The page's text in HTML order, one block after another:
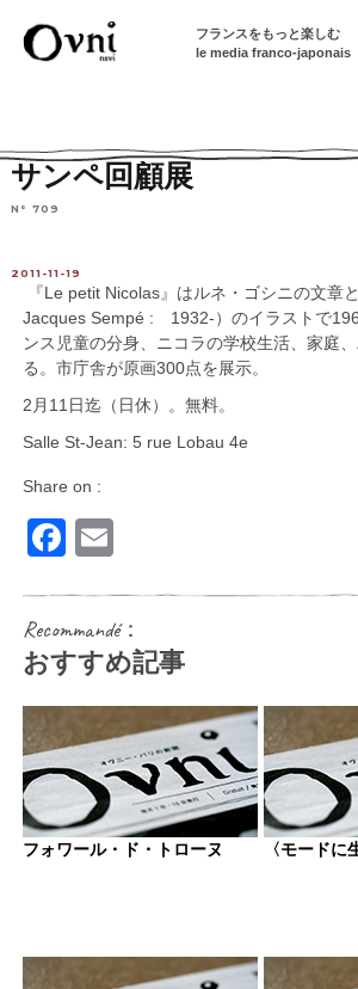
フランスをもっと楽しむ
le media franco-japonais
サンペ回顧展
N° 709
2011-11-19
『Le petit Nicolas』はルネ・ゴシニの文章
Jacques Sempé : 1932-）のイラストで
ンス児童の分身、ニコラの学校生活、家庭
る。市庁舎が原画300点を展示。
2月11日迄（日休）。無料。
Salle St-Jean: 5 rue Lobau 4e
Share on :
Facebook
Recommandé：
おすすめ記事
フォワール・ド・トローヌ 〈モードに